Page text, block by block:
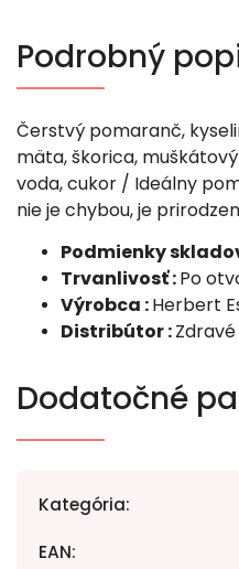
Podrobný
Čerstvý pomaranč,
mäta, škorica,
voda, cukor / Ideálny
nie je chybou, je
Podmienky
Trvanlivosť :Po
Výrobca :Herbert
Distribútor :Zdravé
Dodatočné
Kategória:
EAN: